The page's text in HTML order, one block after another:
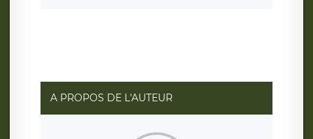
rue Léopold Sédar Senghor, joignable à l’adresse mail :
responsabledetraitement@legavox.fr. Vous avez
également le droit d’introduire une réclamation auprès
d’une autorité de contrôle.
A PROPOS DE L'AUTEUR